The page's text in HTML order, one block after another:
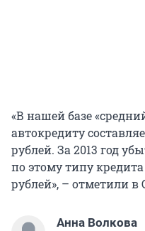
«В нашей базе
автокредиту
рублей. За 2013 год
по этому типу
рублей», – отметили в
Анна Волкова